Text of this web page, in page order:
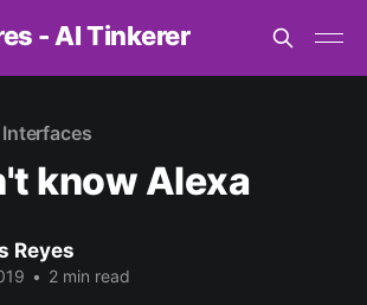
- AI Tinkerer
know Alexa
Reyes
• 2 min read